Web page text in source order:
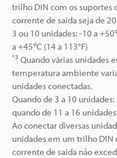
trilho DIN com os suportes
corrente de saída seja de
3 ou 10 unidades: -10 a
a +45℃ (14 a 113°F)
*3 Quando várias unidades
temperatura ambiente
unidades conectadas.
Quando de 3 a 10 unidades:
quando de 11 a 16
Ao conectar diversas
unidades em um trilho DIN
corrente de saída não